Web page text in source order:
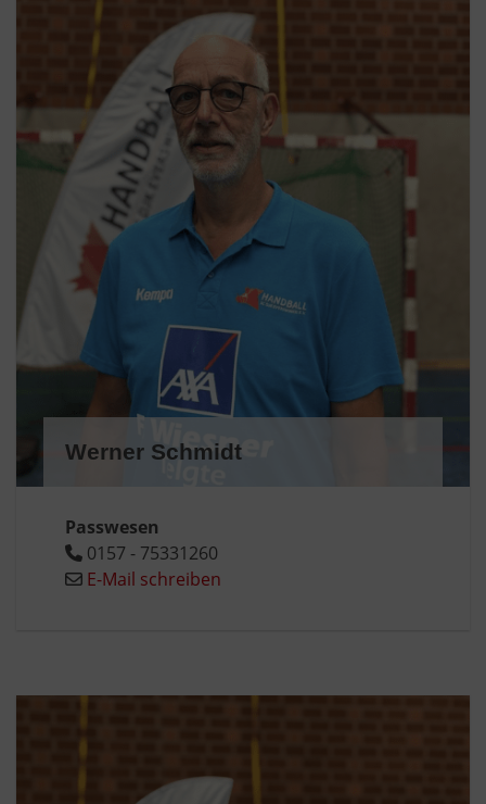
Werner Schmidt
Passwesen
0157 - 75331260
E-Mail schreiben